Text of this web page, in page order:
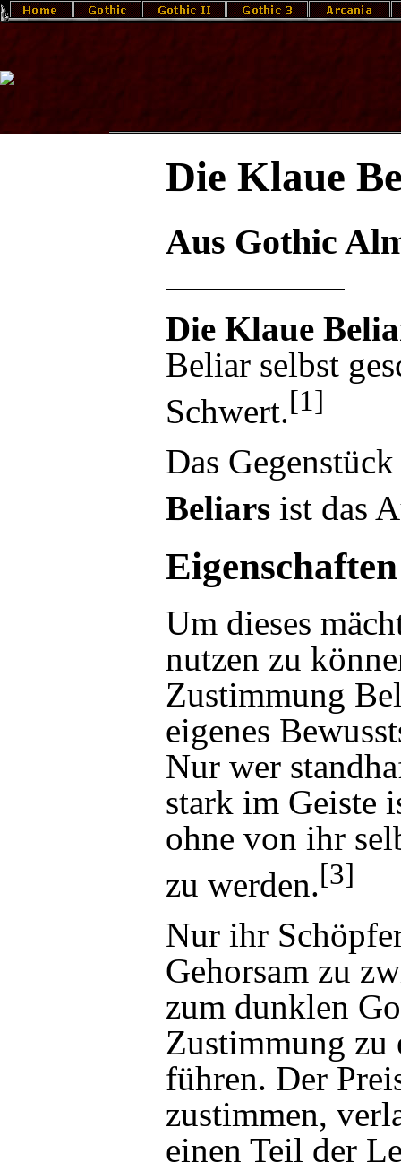
Die Klaue
Aus Gothic
Die Klaue
Beliar selbst
Schwert.[1]
Das
Beliars ist das
Eigenschaften
Um dieses
nutzen zu
Zustimmung
eigenes
Nur wer
stark im Geiste
ohne von ihr
zu werden.[3]
Nur ihr
Gehorsam zu
zum dunklen
Zustimmung zu
führen. Der
zustimmen,
einen Teil der